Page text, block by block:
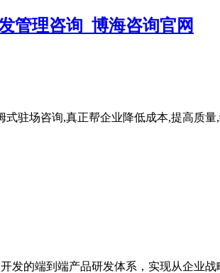
驻场咨询,真正帮企业降低成本,提高质量
发的端到端产品研发体系，实现从企业